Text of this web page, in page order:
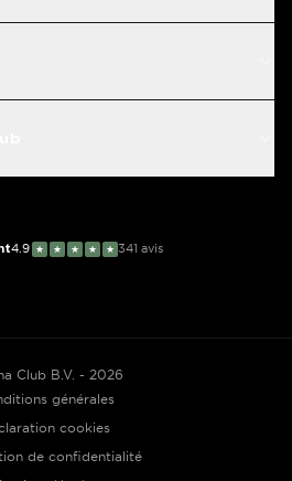
4.9 ★ ★ ★ ★ ★ 341 avis
Club B.V. - 2026
générales
cookies
de confidentialité